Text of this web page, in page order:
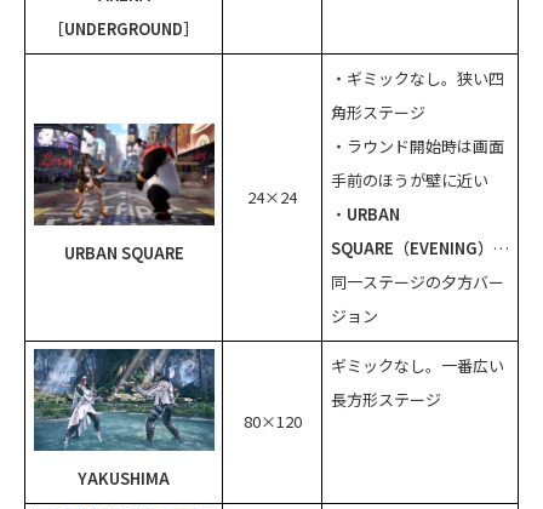
［UNDERGROUND］
URBAN SQUARE
24×24
・ギミックなし。狭い四
角形ステージ
・ラウンド開始時は画面
手前のほうが壁に近い
・ URBAN
SQUARE（EVENING） …
同一ステージの夕方バー
ジョン
YAKUSHIMA
80×120
ギミックなし。一番広い
長方形ステージ